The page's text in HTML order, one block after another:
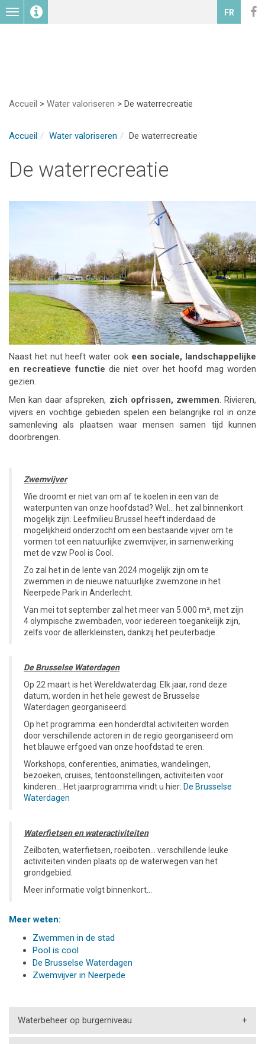
Toggle
navigation
FR
Accueil > Water valoriseren > De waterrecreatie
Accueil Water valoriseren De waterrecreatie
De waterrecreatie
Naast het nut heeft water ook een sociale, landschappelijke
en recreatieve functie die niet over het hoofd mag worden
gezien.
Men kan daar afspreken, zich opfrissen, zwemmen. Rivieren,
vijvers en vochtige gebieden spelen een belangrijke rol in onze
samenleving als plaatsen waar mensen samen tijd kunnen
doorbrengen.
Zwemvijver
Wie droomt er niet van om af te koelen in een van de
waterpunten van onze hoofdstad? Wel… het zal binnenkort
mogelijk zijn. Leefmilieu Brussel heeft inderdaad de
mogelijkheid onderzocht om een bestaande vijver om te
vormen tot een natuurlijke zwemvijver, in samenwerking
met de vzw Pool is Cool.
Zo zal het in de lente van 2024 mogelijk zijn om te
zwemmen in de nieuwe natuurlijke zwemzone in het
Neerpede Park in Anderlecht.
Van mei tot september zal het meer van 5.000 m², met zijn
4 olympische zwembaden, voor iedereen toegankelijk zijn,
zelfs voor de allerkleinsten, dankzij het peuterbadje.
De Brusselse Waterdagen
Op 22 maart is het Wereldwaterdag. Elk jaar, rond deze
datum, worden in het hele gewest de Brusselse
Waterdagen georganiseerd.
Op het programma: een honderdtal activiteiten worden
door verschillende actoren in de regio georganiseerd om
het blauwe erfgoed van onze hoofdstad te eren.
Workshops, conferenties, animaties, wandelingen,
bezoeken, cruises, tentoonstellingen, activiteiten voor
kinderen… Het jaarprogramma vindt u hier: De Brusselse
Waterdagen
Waterfietsen en wateractiviteiten
Zeilboten, waterfietsen, roeiboten… verschillende leuke
activiteiten vinden plaats op de waterwegen van het
grondgebied.
Meer informatie volgt binnenkort…
Meer weten:
Zwemmen in de stad
Pool is cool
De Brusselse Waterdagen
Zwemvijver in Neerpede
Waterbeheer op burgerniveau +